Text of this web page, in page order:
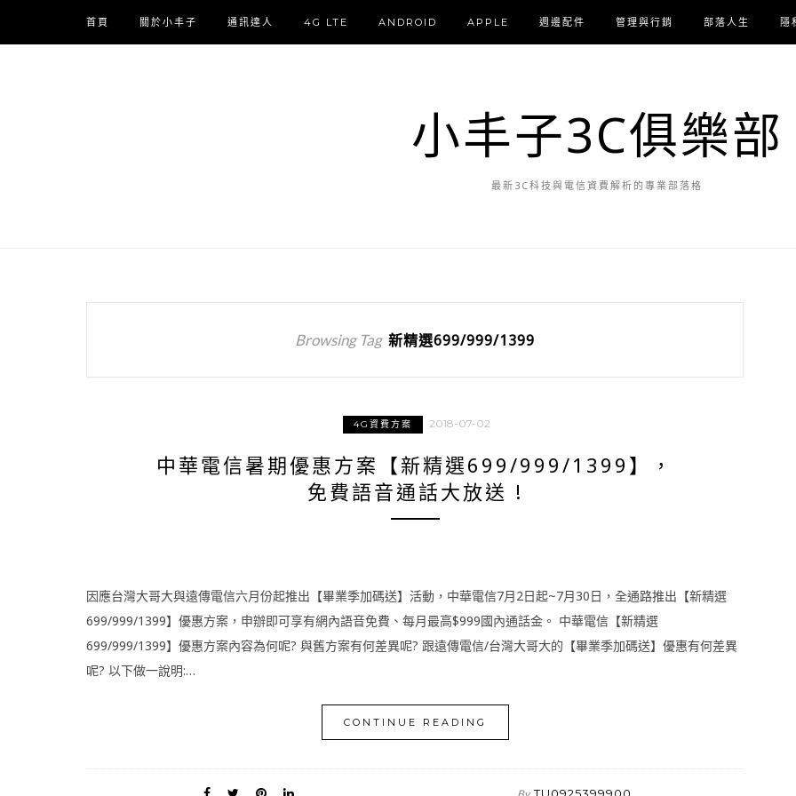
首頁 關於小丰子 通訊達人 4G LTE ANDROID APPLE 週邊配件 管理與行銷 部落人生 隱
小丰子3C俱樂部
最新3C科技與電信資費解析的專業部落格
Browsing Tag 新精選699/999/1399
4G資費方案 2018-07-02
中華電信暑期優惠方案【新精選699/999/1399】，
免費語音通話大放送 !
因應台灣大哥大與遠傳電信六月份起推出【畢業季加碼送】活動，中華電信7月2日起~7月30日，全通路推出【新精選
699/999/1399】優惠方案，申辦即可享有網內語音免費、每月最高$999國內通話金。 中華電信【新精選
699/999/1399】優惠方案內容為何呢? 與舊方案有何差異呢? 跟遠傳電信/台灣大哥大的【畢業季加碼送】優惠有何差異
呢? 以下做一說明:…
CONTINUE READING